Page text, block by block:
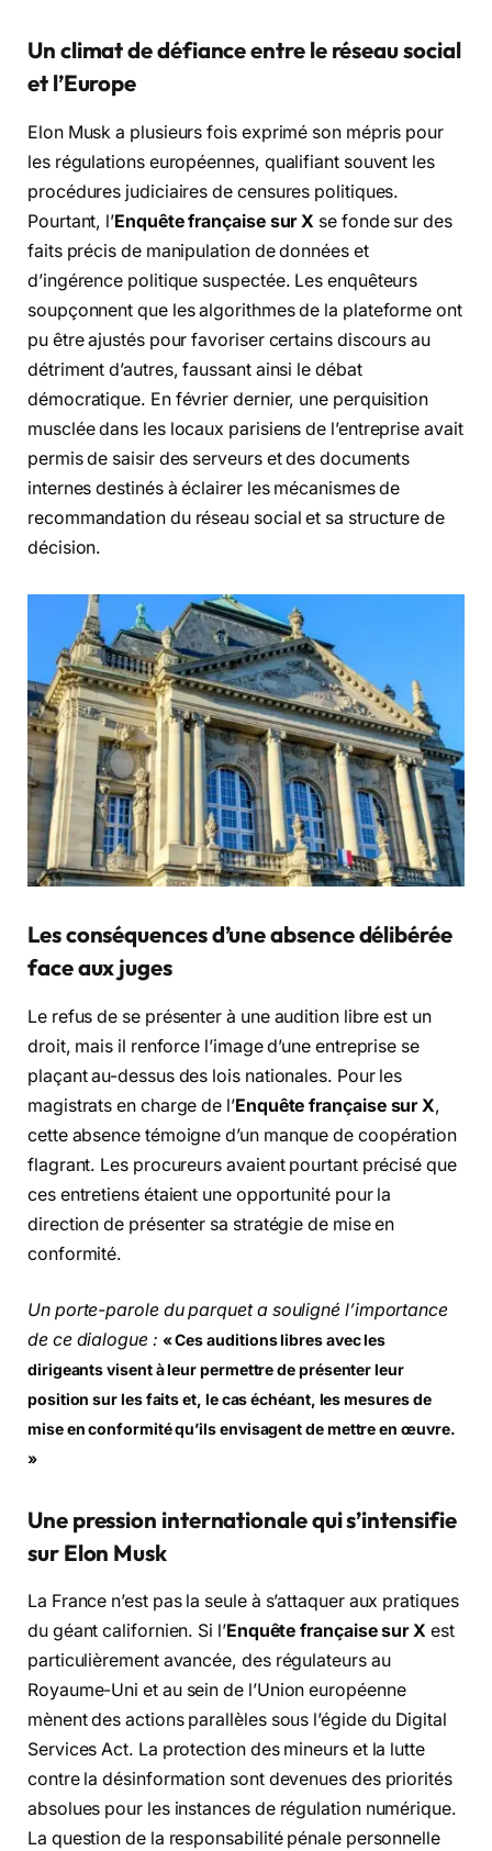
Un climat de défiance entre le réseau social
et l’Europe
Elon Musk a plusieurs fois exprimé son mépris pour
les régulations européennes, qualifiant souvent les
procédures judiciaires de censures politiques.
Pourtant, l’Enquête française sur X se fonde sur des
faits précis de manipulation de données et
d’ingérence politique suspectée. Les enquêteurs
soupçonnent que les algorithmes de la plateforme ont
pu être ajustés pour favoriser certains discours au
détriment d’autres, faussant ainsi le débat
démocratique. En février dernier, une perquisition
musclée dans les locaux parisiens de l’entreprise avait
permis de saisir des serveurs et des documents
internes destinés à éclairer les mécanismes de
recommandation du réseau social et sa structure de
décision.
Les conséquences d’une absence délibérée
face aux juges
Le refus de se présenter à une audition libre est un
droit, mais il renforce l’image d’une entreprise se
plaçant au-dessus des lois nationales. Pour les
magistrats en charge de l’Enquête française sur X,
cette absence témoigne d’un manque de coopération
flagrant. Les procureurs avaient pourtant précisé que
ces entretiens étaient une opportunité pour la
direction de présenter sa stratégie de mise en
conformité.
Un porte-parole du parquet a souligné l’importance
de ce dialogue : « Ces auditions libres avec les
dirigeants visent à leur permettre de présenter leur
position sur les faits et, le cas échéant, les mesures de
mise en conformité qu’ils envisagent de mettre en œuvre.
»
Une pression internationale qui s’intensifie
sur Elon Musk
La France n’est pas la seule à s’attaquer aux pratiques
du géant californien. Si l’Enquête française sur X est
particulièrement avancée, des régulateurs au
Royaume-Uni et au sein de l’Union européenne
mènent des actions parallèles sous l’égide du Digital
Services Act. La protection des mineurs et la lutte
contre la désinformation sont devenues des priorités
absolues pour les instances de régulation numérique.
La question de la responsabilité pénale personnelle